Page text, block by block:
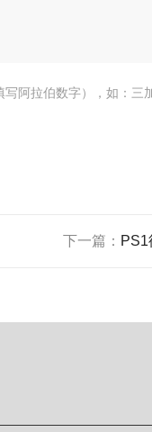
写阿拉伯数字），如：三
下一篇：